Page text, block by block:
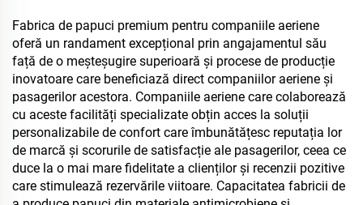
Fabrica de papuci premium pentru companiile aeriene
oferă un randament excepțional prin angajamentul său
față de o meșteșugire superioară și procese de producție
inovatoare care beneficiază direct companiilor aeriene și
pasagerilor acestora. Companiile aeriene care colaborează
cu aceste facilități specializate obțin acces la soluții
personalizabile de confort care îmbunătățesc reputația lor
de marcă și scorurile de satisfacție ale pasagerilor, ceea ce
duce la o mai mare fidelitate a clienților și recenzii pozitive
care stimulează rezervările viitoare. Capacitatea fabricii de